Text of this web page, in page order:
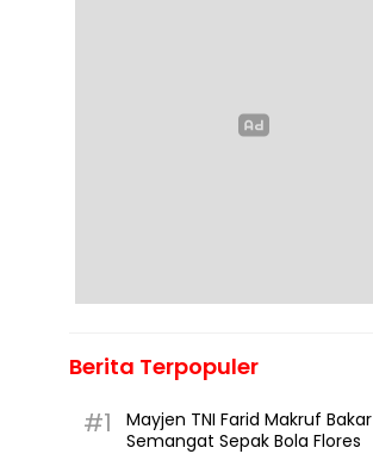
Berita Terpopuler
#1
Mayjen TNI Farid Makruf Bakar
Semangat Sepak Bola Flores